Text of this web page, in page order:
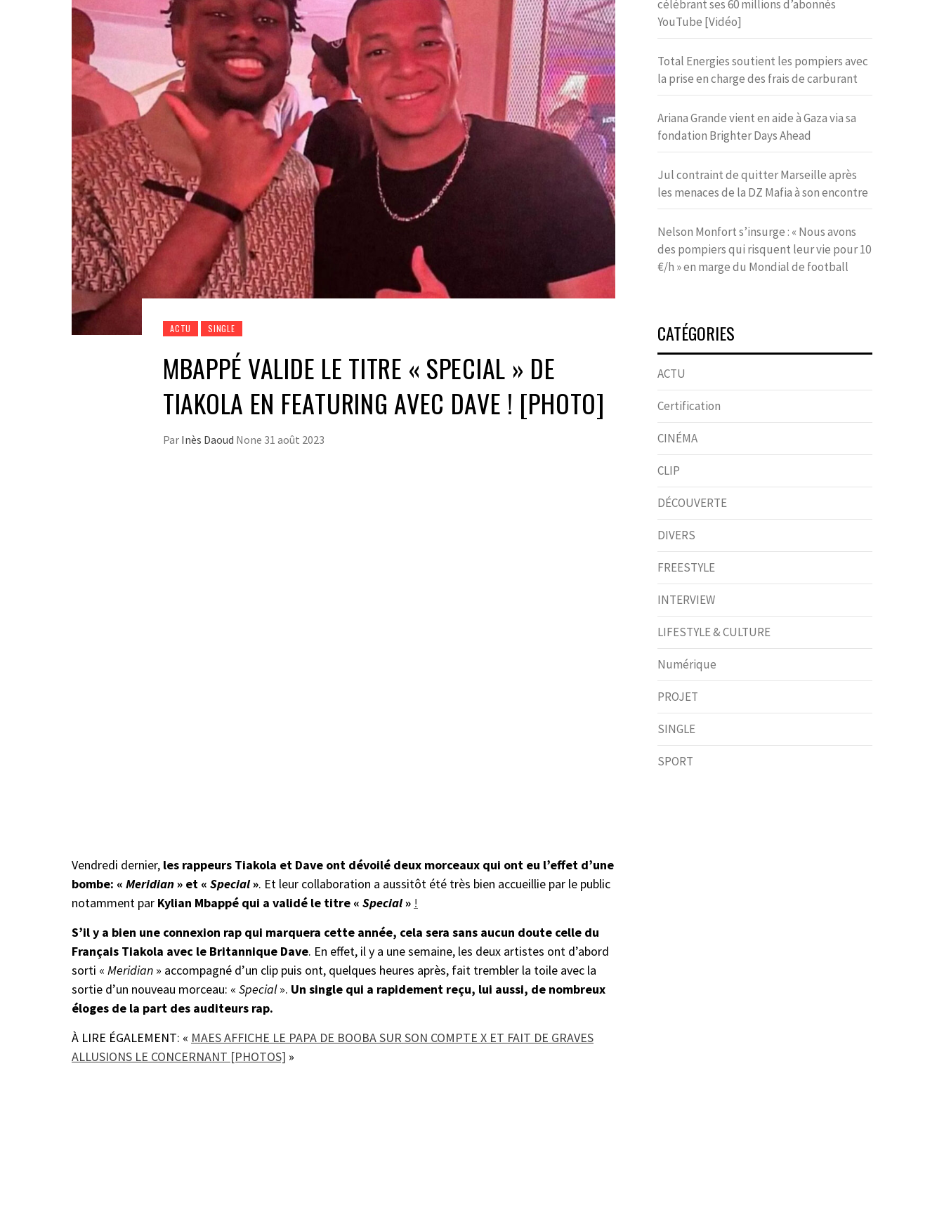
ACTU SINGLE
MBAPPÉ VALIDE LE TITRE « SPECIAL » DE
TIAKOLA EN FEATURING AVEC DAVE ! [PHOTO]
Par Inès Daoud None 31 août 2023
Vendredi dernier, les rappeurs Tiakola et Dave ont dévoilé deux morceaux qui ont eu l’effet d’une
bombe: « Meridian» et « Special». Et leur collaboration a aussitôt été très bien accueillie par le public
notamment par Kylian Mbappé qui a validé le titre « Special» !
S’il y a bien une connexion rap qui marquera cette année, cela sera sans aucun doute celle du
Français Tiakola avec le Britannique Dave. En effet, il y a une semaine, les deux artistes ont d’abord
sorti « Meridian » accompagné d’un clip puis ont, quelques heures après, fait trembler la toile avec la
sortie d’un nouveau morceau: « Special». Un single qui a rapidement reçu, lui aussi, de nombreux
éloges de la part des auditeurs rap.
À LIRE ÉGALEMENT: « MAES AFFICHE LE PAPA DE BOOBA SUR SON COMPTE X ET FAIT DE GRAVES
ALLUSIONS LE CONCERNANT [PHOTOS] »
célébrant ses 60 millions d’abonnés
YouTube [Vidéo]
Total Energies soutient les pompiers avec
la prise en charge des frais de carburant
Ariana Grande vient en aide à Gaza via sa
fondation Brighter Days Ahead
Jul contraint de quitter Marseille après
les menaces de la DZ Mafia à son encontre
Nelson Monfort s’insurge : « Nous avons
des pompiers qui risquent leur vie pour 10
€/h » en marge du Mondial de football
CATÉGORIES
ACTU
Certification
CINÉMA
CLIP
DÉCOUVERTE
DIVERS
FREESTYLE
INTERVIEW
LIFESTYLE & CULTURE
Numérique
PROJET
SINGLE
SPORT